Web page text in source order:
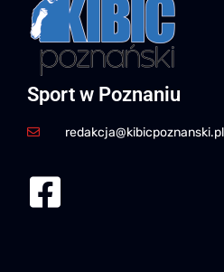
Sport w Poznaniu
redakcja@kibicpoznanski.pl